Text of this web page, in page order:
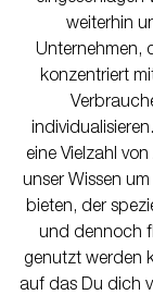
weiterhin
Unternehmen,
konzentriert
eine Vielzahl
unser Wissen
bieten, der
und dennoch
genutzt werden
auf das Du dich